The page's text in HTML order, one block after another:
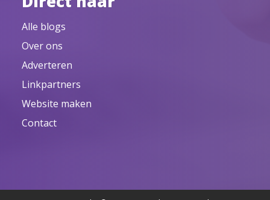
Alle blogs
Over ons
Adverteren
Linkpartners
Website maken
Contact